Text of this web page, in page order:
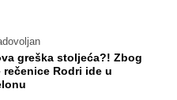
greška stoljeća?! Zbog
rečenice Rodri ide u